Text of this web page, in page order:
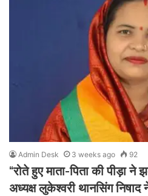
Admin Desk 3 weeks ago 92
“रोते हुए माता-पिता की पीड़ा
अध्यक्ष लुकेश्वरी थानसिंग